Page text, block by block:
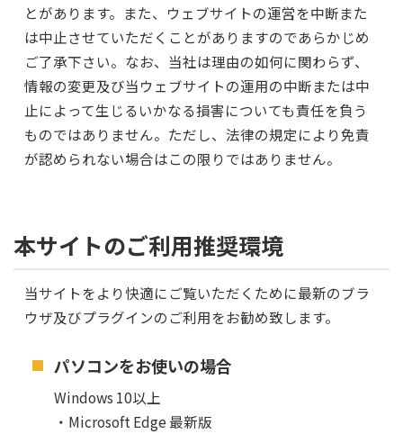
とがあります。また、ウェブサイトの運営を中断また
は中止させていただくことがありますのであらかじめ
ご了承下さい。なお、当社は理由の如何に関わらず、
情報の変更及び当ウェブサイトの運用の中断または中
止によって生じるいかなる損害についても責任を負う
ものではありません。ただし、法律の規定により免責
が認められない場合はこの限りではありません。
本サイトのご利用推奨環境
当サイトをより快適にご覧いただくために最新のブラ
ウザ及びプラグインのご利用をお勧め致します。
パソコンをお使いの場合
Windows 10以上
・Microsoft Edge 最新版